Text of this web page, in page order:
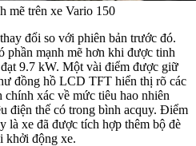
mẽ trên xe Vario 150
đổi so với phiên bản trước đó.
phần mạnh mẽ hơn khi được tinh
9.7 kW. Một vài điểm được giữ
đồng hồ LCD TFT hiển thị rõ các
xác về mức tiêu hao nhiên
điện thế có trong bình acquy. Điểm
là xe đã được tích hợp thêm bộ đè
khởi động xe.